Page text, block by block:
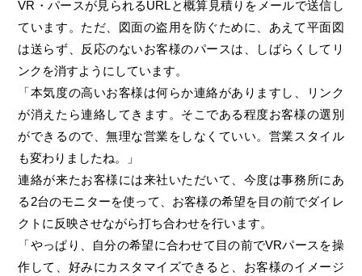
VR・パースが見られるURLと概算見積りをメールで送信し
ています。ただ、図面の盗用を防ぐために、あえて平面図
は送らず、反応のないお客様のパースは、しばらくしてリ
ンクを消すようにしています。
「本気度の高いお客様は何らか連絡がありますし、リンク
が消えたら連絡してきます。そこである程度お客様の選別
ができるので、無理な営業をしなくていい。営業スタイル
も変わりましたね。」
連絡が来たお客様には来社いただいて、今度は事務所にあ
る2台のモニターを使って、お客様の希望を目の前でダイレ
クトに反映させながら打ち合わせを行います。
「やっぱり、自分の希望に合わせて目の前でVRパースを操
作して、好みにカスタマイズできると、お客様のイメージ